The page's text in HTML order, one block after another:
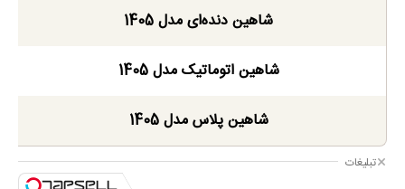
شاهین دنده‌ای مدل 1405
شاهین اتوماتیک مدل 1405
شاهین پلاس مدل 1405
تبلیغات